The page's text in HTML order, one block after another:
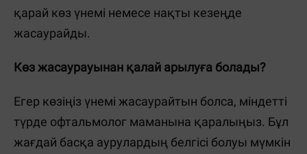
қарай көз үнемі немесе нақты кезеңде
жасаурайды.
Көз жасаурауынан қалай арылуға болады?
Егер көзіңіз үнемі жасаурайтын болса, міндетті
түрде офтальмолог маманына қаралыңыз. Бұл
жағдай басқа аурулардың белгісі болуы мүмкін